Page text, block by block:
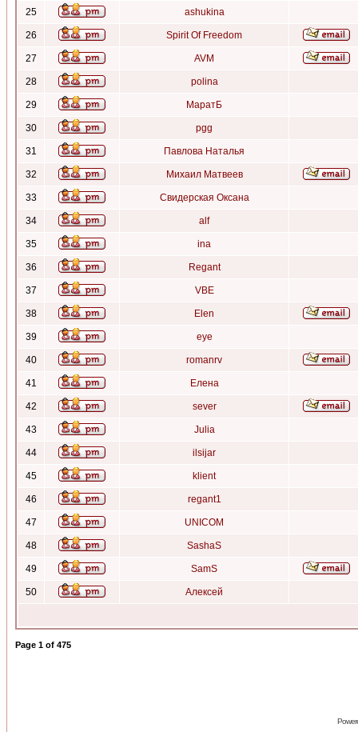
25 ashukina
26 Spirit Of Freedom
27 AVM
28 polina
29 МаратБ
30 pgg
31 Павлова Наталья
32 Михаил Матвеев
33 Свидерская Оксана
34 alf
35 ina
36 Regant
37 VBE
38 Elen
39 eye
40 romanrv
41 Елена
42 sever
43 Julia
44 ilsijar
45 klient
46 regant1
47 UNICOM
48 SashaS
49 SamS
50 Алексей
Page 1 of 475